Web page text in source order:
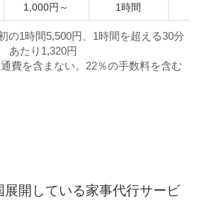
1,000円～ 1時間
の1時間5,500円、1時間を超える30分
あたり1,320円
費を含まない。22％の手数料を含む
展開している家事代行サービ